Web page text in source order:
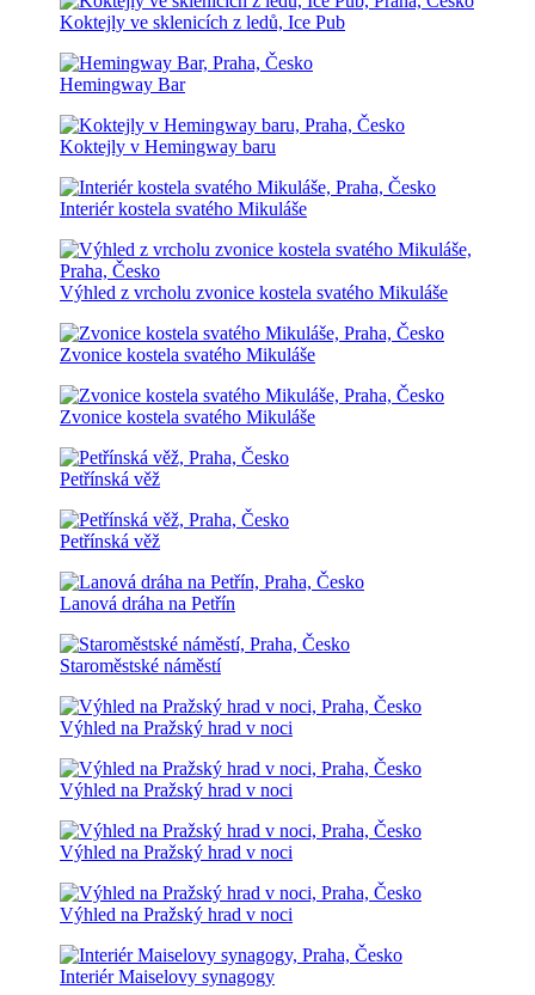
Koktejly ve sklenicích z ledů, Ice Pub
Hemingway Bar
Koktejly v Hemingway baru
Interiér kostela svatého Mikuláše
Výhled z vrcholu zvonice kostela svatého Mikuláše
Zvonice kostela svatého Mikuláše
Zvonice kostela svatého Mikuláše
Petřínská věž
Petřínská věž
Lanová dráha na Petřín
Staroměstské náměstí
Výhled na Pražský hrad v noci
Výhled na Pražský hrad v noci
Výhled na Pražský hrad v noci
Výhled na Pražský hrad v noci
Interiér Maiselovy synagogy